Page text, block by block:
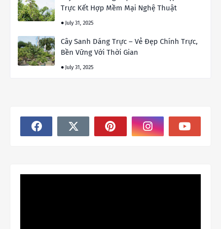
Trực Kết Hợp Mềm Mại Nghệ Thuật
July 31, 2025
Cây Sanh Dáng Trực – Vẻ Đẹp Chính Trực,
Bền Vững Với Thời Gian
July 31, 2025